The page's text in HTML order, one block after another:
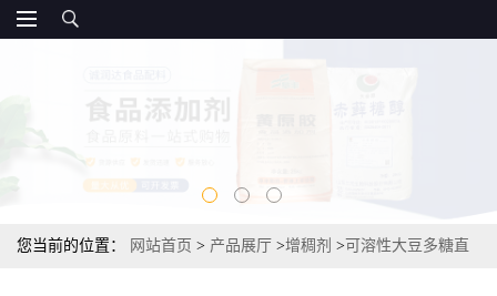
您当前的位置： 网站首页 > 产品展厅 >增稠剂 > 可溶性大豆多糖直